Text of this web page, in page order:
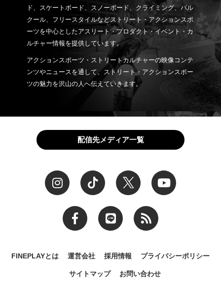
ド、スケートボード、スノーボード、クライミング、パル
クール、フリースタイルなどストリート・アクションスポ
ーツを中心としたアスリート・プロダクト・イベント・カ
ルチャー情報を提供しています。
アクションスポーツ・ストリートカルチャーの映像コンテ
ンツやニュースを通して、ストリート・アクションスポー
ツの魅力を沢山の人へ伝えていきます。
配信先メディア一覧
FINEPLAYとは 運営会社 採用情報 プライバシーポリシー
サイトマップ お問い合わせ